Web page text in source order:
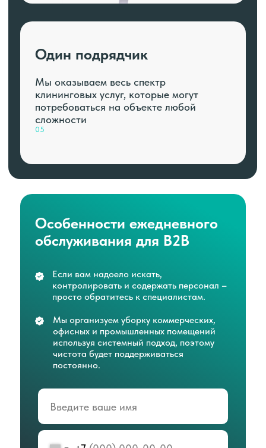
05
Один подрядчик
Мы оказываем весь спектр
клининговых услуг, которые могут
потребоваться на объекте любой
сложности
Если вам надоело искать,
контролировать и содержать персонал –
просто обратитесь к специалистам.
Мы организуем уборку коммерческих,
офисных и промышленных помещений
используя системный подход, поэтому
чистота будет поддерживаться
постоянно.
Особенности ежедневного
обслуживания для B2B